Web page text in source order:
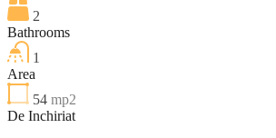
2
Bathrooms
1
Area
54 mp2
De Inchiriat